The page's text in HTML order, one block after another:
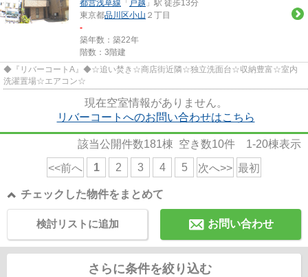
都営浅草線 「 戸越 」駅 徒歩13分
東京都品川区小山 ２丁目
-
築年数：築22年
階数：3階建
◆『リバーコートA』◆☆追い焚き☆商店街近隣☆独立洗面台☆収納豊富☆室内
洗濯置場☆エアコン☆
現在空室情報がありません。
リバーコートへのお問い合わせはこちら
該当公開件数181棟 空き数10件 1-20棟表示
<<前へ 1 2 3 4 5 次へ>> 最初
チェックした物件をまとめて
お問い合わせ
検討リストに追加
さらに条件を絞り込む